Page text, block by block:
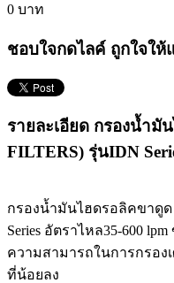
0 บาท
ชอบใจกดไลค์ ถูกใจให้
รายละเอียด กรองน้ำมั
FILTERS) รุ่นIDN
กรองน้ำมันไฮดรอลิคขาดูด
Series อัตราไหล35-600
ความสามารถในการกรอง
ที่น้อยลง